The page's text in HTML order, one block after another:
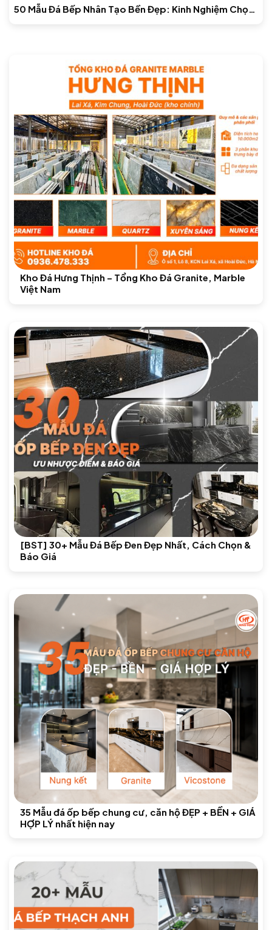
50 Mẫu Đá Bếp Nhân Tạo Bền Đẹp: Kinh Nghiệm Chọn
Kho Đá Hưng Thịnh – Tổng Kho Đá Granite, Marble
Việt Nam
[BST] 30+ Mẫu Đá Bếp Đen Đẹp Nhất, Cách Chọn &
Báo Giá
35 Mẫu đá ốp bếp chung cư, căn hộ ĐẸP + BỀN + GIÁ
HỢP LÝ nhất hiện nay